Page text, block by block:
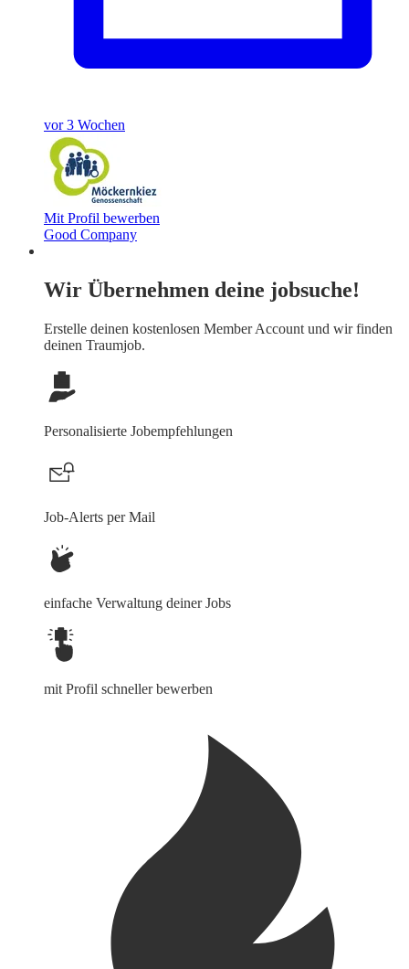
vor 3 Wochen
Mit Profil bewerben
Good Company
Wir Übernehmen deine jobsuche!
Erstelle deinen kostenlosen Member Account und wir finden
deinen Traumjob.
Personalisierte Jobempfehlungen
Job-Alerts per Mail
einfache Verwaltung deiner Jobs
mit Profil schneller bewerben